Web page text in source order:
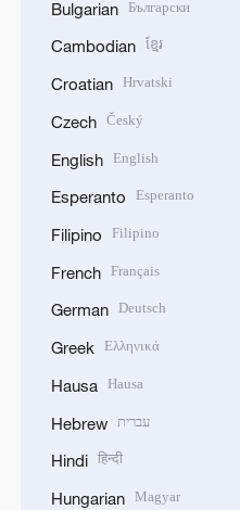
Bulgarian Български
Cambodian ខ្មែរ
Croatian Hrvatski
Czech Český
English English
Esperanto Esperanto
Filipino Filipino
French Français
German Deutsch
Greek Ελληνικά
Hausa Hausa
Hebrew עברית
Hindi हिन्दी
Hungarian Magyar